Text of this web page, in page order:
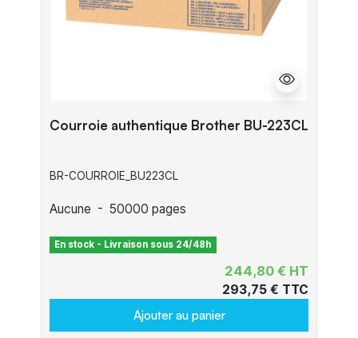
Courroie authentique Brother BU-223CL
BR-COURROIE_BU223CL
Aucune - 50000 pages
En stock - Livraison sous 24/48h
244,80 € HT
293,75 € TTC
Ajouter au panier